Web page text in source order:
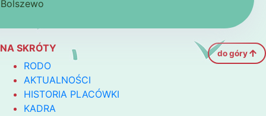
NA SKRÓTY do góry
RODO
AKTUALNOŚCI
HISTORIA PLACÓWKI
KADRA